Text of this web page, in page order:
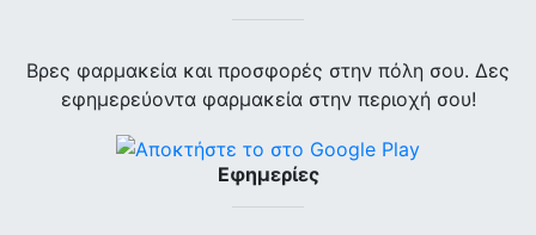
Βρες φαρμακεία και προσφορές στην πόλη σου. Δες
εφημερεύοντα φαρμακεία στην περιοχή σου!
Εφημερίες